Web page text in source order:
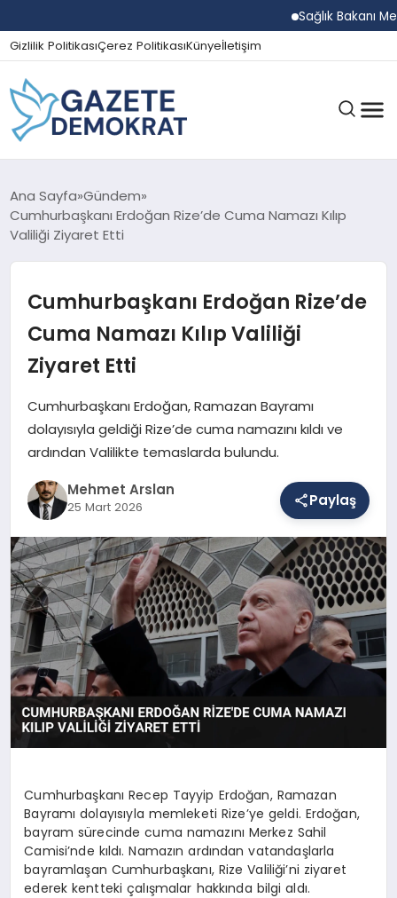
Sağlık Bakanı
Gizlilik PolitikasıÇerez PolitikasıKünyeİletişim
GÜNDEM
EKONOMI
SPOR
SAĞLIK
EĞITIM
DÜNYA
YAŞAM
Ana Sayfa Gündem
Cumhurbaşkanı Erdoğan Rize’de Cuma Namazı Kılıp
Valiliği Ziyaret Etti
Cumhurbaşkanı Erdoğan Rize’de
Cuma Namazı Kılıp Valiliği
Ziyaret Etti
Cumhurbaşkanı Erdoğan, Ramazan Bayramı
dolayısıyla geldiği Rize’de cuma namazını kıldı ve
ardından Valilikte temaslarda bulundu.
Mehmet Arslan
25 Mart 2026 Paylaş
Cumhurbaşkanı Recep Tayyip Erdoğan, Ramazan
Bayramı dolayısıyla memleketi Rize’ye geldi. Erdoğan,
bayram sürecinde cuma namazını Merkez Sahil
Camisi’nde kıldı. Namazın ardından vatandaşlarla
bayramlaşan Cumhurbaşkanı, Rize Valiliği’ni ziyaret
ederek kentteki çalışmalar hakkında bilgi aldı.